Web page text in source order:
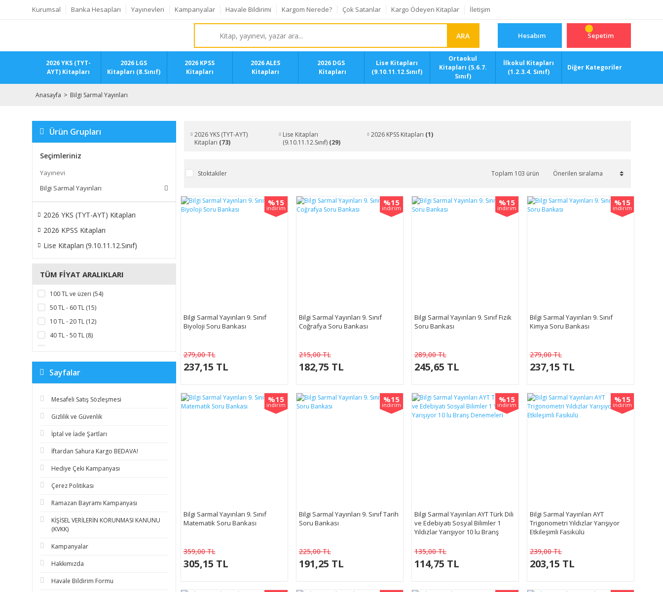
Kurumsal Banka Hesapları Yayınevleri Kampanyalar Havale Bildirimi Kargom Nerede? Çok Satanlar Kargo Ödeyen Kitaplar İletişim
ARA Hesabım Sepetim
2026 YKS (TYT-
AYT) Kitapları
2026 LGS
Kitapları (8.Sınıf)
2026 KPSS
Kitapları
2026 ALES
Kitapları
2026 DGS
Kitapları
Lise Kitapları
(9.10.11.12.Sınıf)
Ortaokul
Kitapları (5.6.7.
Sınıf)
İlkokul Kitapları
(1.2.3.4. Sınıf)
Diğer Kategoriler
Anasayfa Bilgi Sarmal Yayınları
Ürün Grupları
Seçimleriniz
Yayınevi
Bilgi Sarmal Yayınları
2026 YKS (TYT-AYT) Kitapları
2026 KPSS Kitapları
Lise Kitapları (9.10.11.12.Sınıf)
TÜM FIYAT ARALIKLARI
100 TL ve üzeri (54)
50 TL - 60 TL (15)
10 TL - 20 TL (12)
40 TL - 50 TL (8)
90 TL - 100 TL (3)
1 TL - 10 TL (2)
60 TL - 70 TL (1)
80 TL - 90 TL (1)
Sayfalar
Mesafeli Satış Sözleşmesi
Gizlilik ve Güvenlik
İptal ve İade Şartları
İftardan Sahura Kargo BEDAVA!
Hediye Çeki Kampanyası
Çerez Politikası
Ramazan Bayramı Kampanyası
KİŞİSEL VERİLERİN KORUNMASI KANUNU
(KVKK)
Kampanyalar
Hakkımızda
Havale Bildirim Formu
2026 YKS (TYT-AYT)
Kitapları (73)
Lise Kitapları
(9.10.11.12.Sınıf) (29)
2026 KPSS Kitapları (1)
Stoktakiler Toplam 103 ürün
%15
indirim
Bilgi Sarmal Yayınları 9. Sınıf
Biyoloji Soru Bankası
279,00 TL
237,15 TL
%15
indirim
Bilgi Sarmal Yayınları 9. Sınıf
Coğrafya Soru Bankası
215,00 TL
182,75 TL
%15
indirim
Bilgi Sarmal Yayınları 9. Sınıf Fizik
Soru Bankası
289,00 TL
245,65 TL
%15
indirim
Bilgi Sarmal Yayınları 9. Sınıf
Kimya Soru Bankası
279,00 TL
237,15 TL
%15
indirim
Bilgi Sarmal Yayınları 9. Sınıf
Matematik Soru Bankası
359,00 TL
305,15 TL
%15
indirim
Bilgi Sarmal Yayınları 9. Sınıf Tarih
Soru Bankası
225,00 TL
191,25 TL
%15
indirim
Bilgi Sarmal Yayınları AYT Türk Dili
ve Edebiyatı Sosyal Bilimler 1
Yıldızlar Yarışıyor 10 lu Branş
135,00 TL
114,75 TL
%15
indirim
Bilgi Sarmal Yayınları AYT
Trigonometri Yıldızlar Yarışıyor
Etkileşimli Fasikülü
239,00 TL
203,15 TL